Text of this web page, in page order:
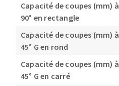
Capacité de coupes (mm) à
90° en rectangle
Capacité de coupes (mm) à
45° G en rond
Capacité de coupes (mm) à
45° G en carré